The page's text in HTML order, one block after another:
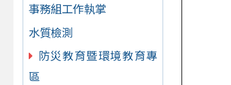
事務組工作執掌
水質檢測
防災教育暨環境教育專
區